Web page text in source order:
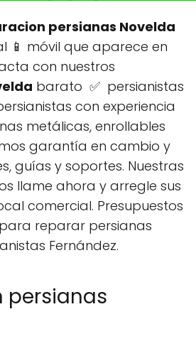
persianas Novelda
móvil que aparece en
con nuestros
barato ✅ persianistas
con experiencia
metálicas, enrollables
garantía en cambio y
guías y soportes. Nuestras
llame ahora y arregle sus
comercial. Presupuestos
reparar persianas
Fernández.
persianas